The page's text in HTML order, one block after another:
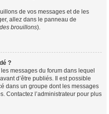
de vos messages et de les
allez dans le panneau de
brouillons).
?
messages du forum dans lequel
d’être publiés. Il est possible
dans un groupe dont les messages
Contactez l’administrateur pour plus